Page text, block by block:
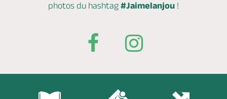
photos du hashtag #Jaimelanjou !